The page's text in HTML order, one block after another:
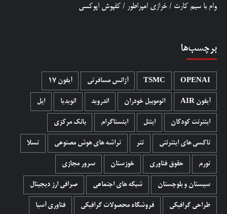
وام با سیم کارت / خرازی امپراطور / کفپوش اپوکسی
برچسب‌ها
OPENAI
TSMC آژانس مسافرتی آیفون 17
آیفون AIR اتوموبیل خودران اندروید انویدیا اپل
اینترنت کودکان اینتل اینستاگرام بانک مرکزی
تاکسی های اینترنتی تتر تراشه های هوش مصنوعی تسلا
تورم حقوق فناوری خوزستان سرور مجازی
سیستان و بلوچستان شبکه های اجتماعی صرافی ارز دیجیتال
طراحی گرافیکی فروشگاه محصولات گرافيکی فناوری آسیا